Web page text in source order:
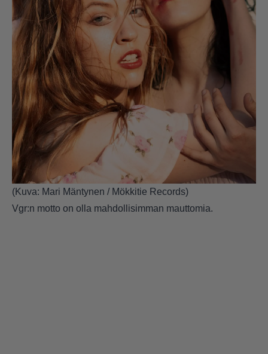
(Kuva: Mari Mäntynen / Mökkitie Records)
Vgr:n motto on olla mahdollisimman mauttomia.